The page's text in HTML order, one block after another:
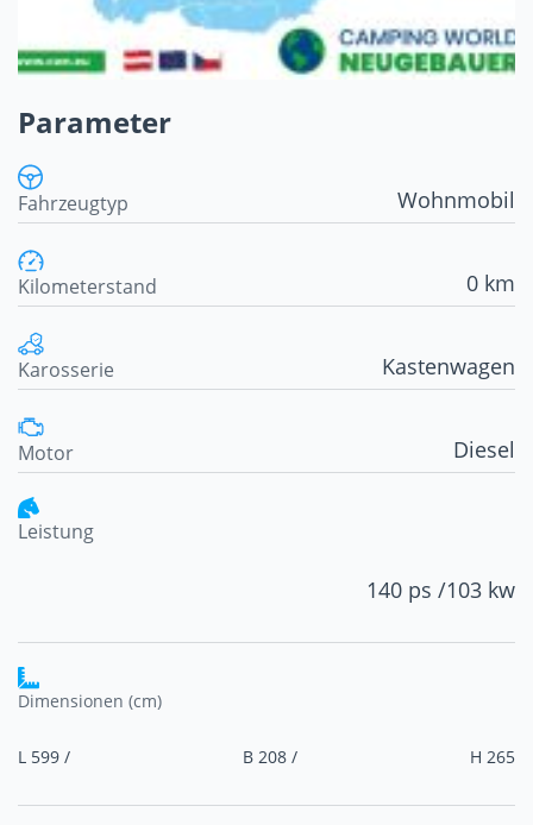
Parameter
Fahrzeugtyp Wohnmobil
Kilometerstand 0 km
Karosserie Kastenwagen
Motor Diesel
Leistung
140 ps /103 kw
Dimensionen (cm)
L 599 / B 208 / H 265